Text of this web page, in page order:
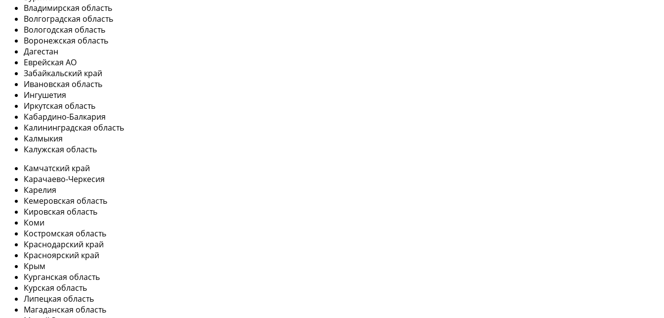
Владимирская область
Волгоградская область
Вологодская область
Воронежская область
Дагестан
Еврейская АО
Забайкальский край
Ивановская область
Ингушетия
Иркутская область
Кабардино-Балкария
Калининградская область
Калмыкия
Калужская область
Камчатский край
Карачаево-Черкесия
Карелия
Кемеровская область
Кировская область
Коми
Костромская область
Краснодарский край
Красноярский край
Крым
Курганская область
Курская область
Липецкая область
Магаданская область